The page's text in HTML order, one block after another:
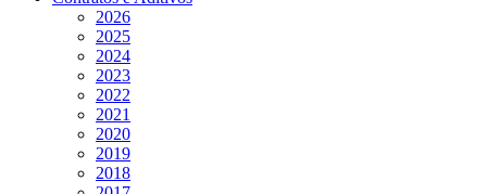
2026
2025
2024
2023
2022
2021
2020
2019
2018